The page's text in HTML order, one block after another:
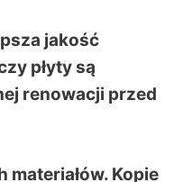
jakość
płyty są
renowacji przed
Kopie